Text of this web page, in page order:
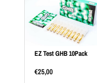
EZ Test GHB 10Pack
€25,00